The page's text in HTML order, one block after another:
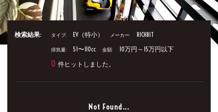
検索結果: タイプ: EV（特小） メーカー: RICHBIT
排気量: 51〜110cc 金額: 10万円～15万円以下
0 件ヒットしました。
Not Found...